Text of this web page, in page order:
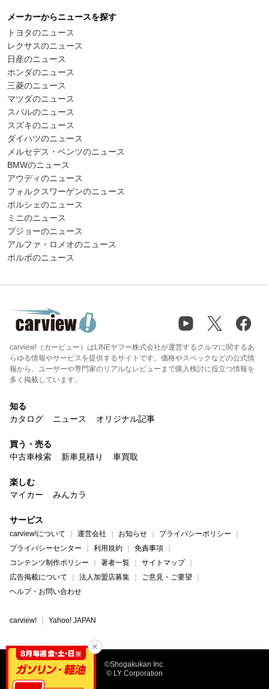
メーカーからニュースを探す
トヨタのニュース
レクサスのニュース
日産のニュース
ホンダのニュース
三菱のニュース
マツダのニュース
スバルのニュース
スズキのニュース
ダイハツのニュース
メルセデス・ベンツのニュース
BMWのニュース
アウディのニュース
フォルクスワーゲンのニュース
ポルシェのニュース
ミニのニュース
プジョーのニュース
アルファ・ロメオのニュース
ボルボのニュース
carview!（カービュー）はLINEヤフー株式会社が運営するクルマに関するあ
らゆる情報やサービスを提供するサイトです。価格やスペックなどの公式情
報から、ユーザーや専門家のリアルなレビューまで購入検討に役立つ情報を
多く掲載しています。
知る
カタログ
ニュース オリジナル記事
買う・売る
中古車検索
新車見積り 車買取
楽しむ
マイカー
みんカラ
サービス
carview!について 運営会社 お知らせ
プライバシーポリシー
プライバシーセンター
利用規約
免責事項
コンテンツ制作ポリシー
著者一覧
サイトマップ
広告掲載について
法人加盟店募集
ご意見・ご要望
ヘルプ・お問い合わせ
carview! Yahoo! JAPAN
©Shogakukan Inc.
© LY Corporation